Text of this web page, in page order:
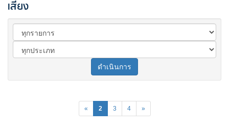
เสียง
ดำเนินการ
« 2 3 4 »